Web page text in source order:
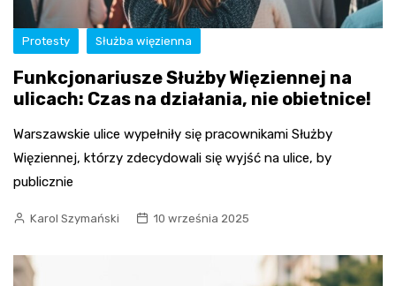
Protesty Służba więzienna
Funkcjonariusze Służby Więziennej na
ulicach: Czas na działania, nie obietnice!
Warszawskie ulice wypełniły się pracownikami Służby
Więziennej, którzy zdecydowali się wyjść na ulice, by
publicznie
Karol Szymański 10 września 2025